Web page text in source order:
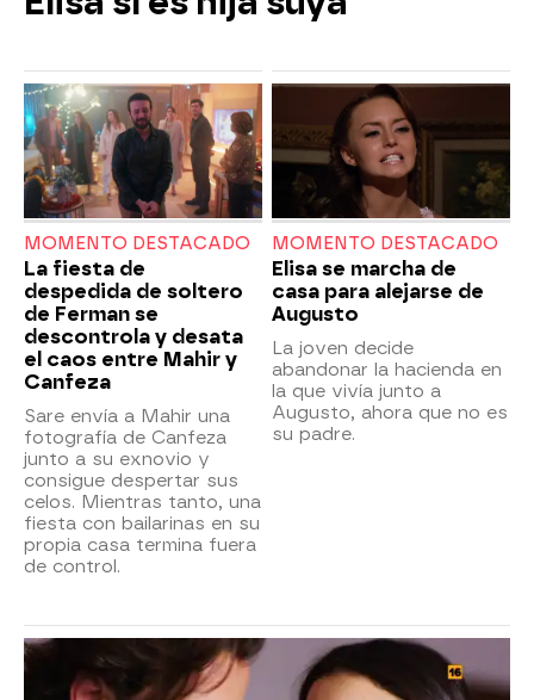
MOMENTO DESTACADO
La fiesta de
despedida de soltero
de Ferman se
descontrola y desata
el caos entre Mahir y
Canfeza
Sare envía a Mahir una
fotografía de Canfeza
junto a su exnovio y
consigue despertar sus
celos. Mientras tanto, una
fiesta con bailarinas en su
propia casa termina fuera
de control.
MOMENTO DESTACADO
Elisa se marcha de
casa para alejarse de
Augusto
La joven decide
abandonar la hacienda en
la que vivía junto a
Augusto, ahora que no es
su padre.